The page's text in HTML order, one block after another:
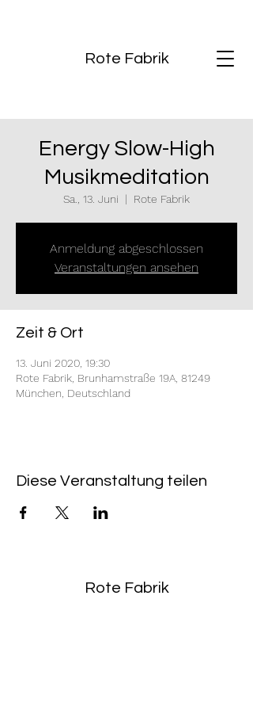
Rote Fabrik
Energy Slow-High
Musikmeditation
Sa., 13. Juni
  |
Rote Fabrik
Anmeldung abgeschlossen
Veranstaltungen ansehen
Zeit & Ort
13. Juni 2020, 19:30
Rote Fabrik, Brunhamstraße 19A, 81249
München, Deutschland
Diese Veranstaltung teilen
Rote Fabrik